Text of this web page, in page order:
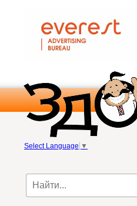
Select Language ▼